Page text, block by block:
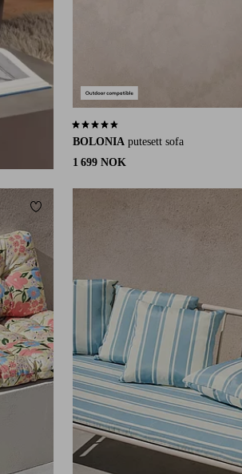
BOLONIA putesett sofa
1 699 NOK
4,4 basert på 27 karaktergivninger
Legg til favoritter